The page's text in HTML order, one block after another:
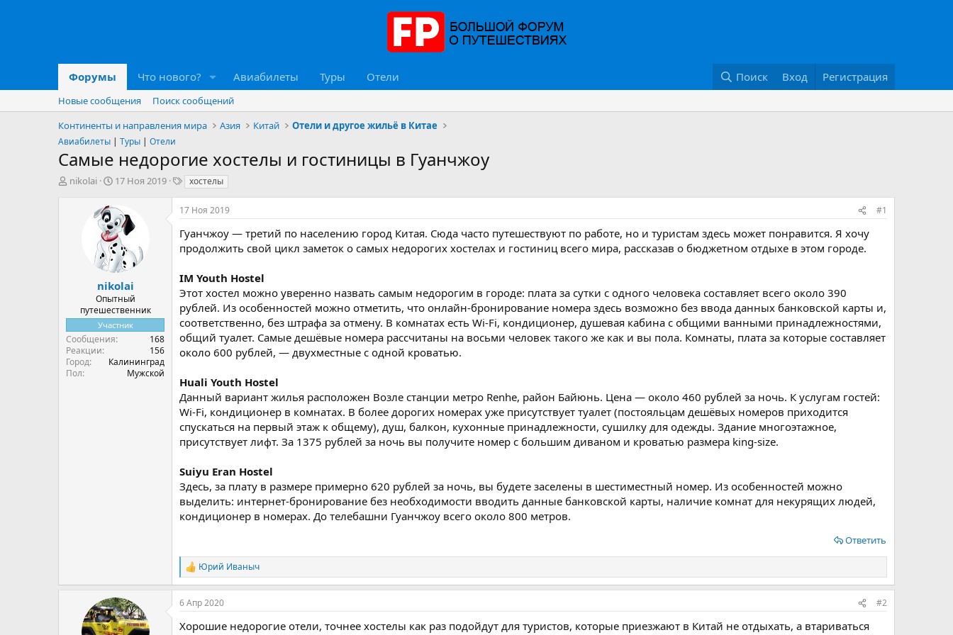
Форумы Что нового? Авиабилеты Туры Отели Поиск Вход Регистрация
Новые сообщения
Поиск сообщений
Континенты и направления мира
Азия Китай Отели и другое жильё в Китае
Авиабилеты | Туры | Отели
Самые недорогие хостелы и гостиницы в Гуанчжоу
А
nikolai
Д
т
а
н
а
ч
а
л
а
17 Ноя 2019
Т
г
и
хостелы
nikolai
Опытный
путешественник
Участник
Сообщения
168
Реакции
156
Город
Калининград
Пол
Мужской
17 Ноя 2019 #1
Гуанчжоу — третий по населению город Китая. Сюда часто путешествуют по работе, но и туристам здесь может понравится. Я хочу
продолжить свой цикл заметок о самых недорогих хостелах и гостиниц всего мира, рассказав о бюджетном отдыхе в этом городе.
IM Youth Hostel
Этот хостел можно уверенно назвать самым недорогим в городе: плата за сутки с одного человека составляет всего около 390
рублей. Из особенностей можно отметить, что онлайн-бронирование номера здесь возможно без ввода данных банковской карты и,
соответственно, без штрафа за отмену. В комнатах есть Wi-Fi, кондиционер, душевая кабина с общими ванными принадлежностями,
общий туалет. Самые дешёвые номера рассчитаны на восьми человек такого же как и вы пола. Комнаты, плата за которые составляет
около 600 рублей, — двухместные с одной кроватью.
Huali Youth Hostel
Данный вариант жилья расположен Возле станции метро Renhe, район Байюнь. Цена — около 460 рублей за ночь. К услугам гостей:
Wi-Fi, кондиционер в комнатах. В более дорогих номерах уже присутствует туалет (постояльцам дешёвых номеров приходится
спускаться на первый этаж к общему), душ, балкон, кухонные принадлежности, сушилку для одежды. Здание многоэтажное,
присутствует лифт. За 1375 рублей за ночь вы получите номер с большим диваном и кроватью размера king-size.
Suiyu Eran Hostel
Здесь, за плату в размере примерно 620 рублей за ночь, вы будете заселены в шестиместный номер. Из особенностей можно
выделить: интернет-бронирование без необходимости вводить данные банковской карты, наличие комнат для некурящих людей,
кондиционер в номерах. До телебашни Гуанчжоу всего около 800 метров.
Ответить
Р
е
а
к
и
Юрий Иваныч
6 Апр 2020 #2
Хорошие недорогие отели, точнее хостелы как раз подойдут для туристов, которые приезжают в Китай не отдыхать, а втариваться